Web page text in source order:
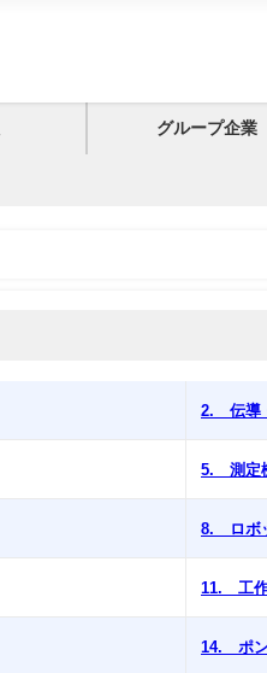
グループ企業
2. 伝導
5. 測定
8. ロボ
11. 工作
14. ポ